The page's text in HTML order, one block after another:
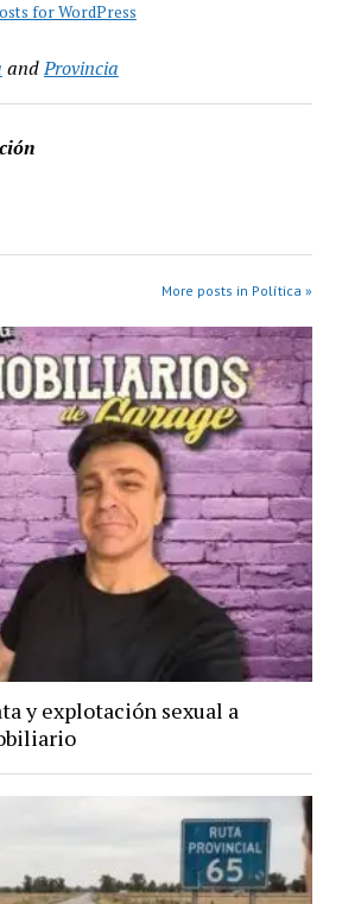
for WordPress
andProvincia
More posts in Política »
y explotación sexual a